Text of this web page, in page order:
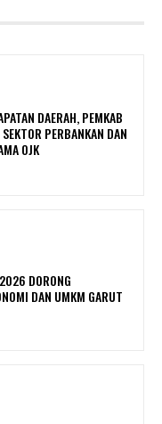
DAERAH, PEMKAB
PERBANKAN DAN
OJK
DORONG
DAN UMKM GARUT